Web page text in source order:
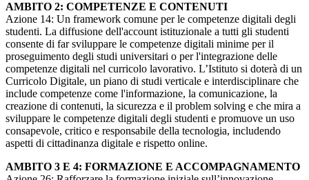
AMBITO 2: COMPETENZE E CONTENUTI
Azione 14: Un framework comune per le competenze digitali degli
studenti. La diffusione dell'account istituzionale a tutti gli studenti
consente di far sviluppare le competenze digitali minime per il
proseguimento degli studi universitari o per l'integrazione delle
competenze digitali nel curricolo lavorativo. L’Istituto si doterà di un
Curricolo Digitale, un piano di studi verticale e interdisciplinare che
include competenze come l'informazione, la comunicazione, la
creazione di contenuti, la sicurezza e il problem solving e che mira a
sviluppare le competenze digitali degli studenti e promuove un uso
consapevole, critico e responsabile della tecnologia, includendo
aspetti di cittadinanza digitale e rispetto online.
AMBITO 3 E 4: FORMAZIONE E ACCOMPAGNAMENTO